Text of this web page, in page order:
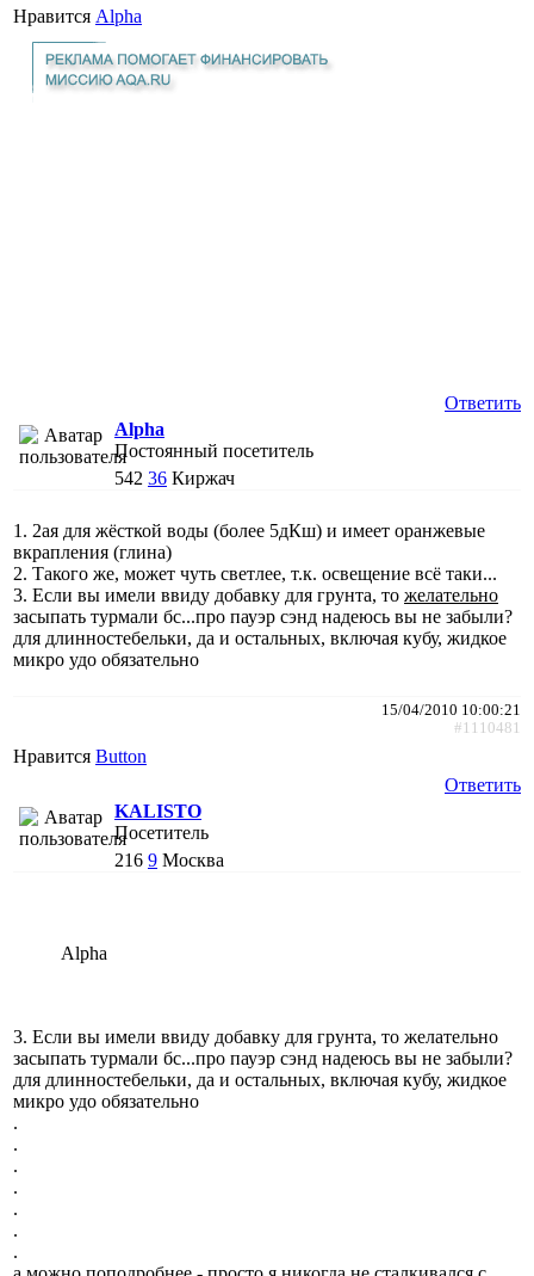
Нравится Alpha
Ответить
Alpha
Постоянный посетитель
542 36 Киржач
1. 2ая для жёсткой воды (более 5дКш) и имеет оранжевые
вкрапления (глина)
2. Такого же, может чуть светлее, т.к. освещение всё таки...
3. Если вы имели ввиду добавку для грунта, то желательно
засыпать турмали бс...про пауэр сэнд надеюсь вы не забыли?
для длинностебельки, да и остальных, включая кубу, жидкое
микро удо обязательно
15/04/2010 10:00:21
#1110481
Нравится Button
Ответить
KALISTO
Посетитель
216 9 Москва
Alpha
3. Если вы имели ввиду добавку для грунта, то желательно
засыпать турмали бс...про пауэр сэнд надеюсь вы не забыли?
для длинностебельки, да и остальных, включая кубу, жидкое
микро удо обязательно
.
.
.
.
.
.
.